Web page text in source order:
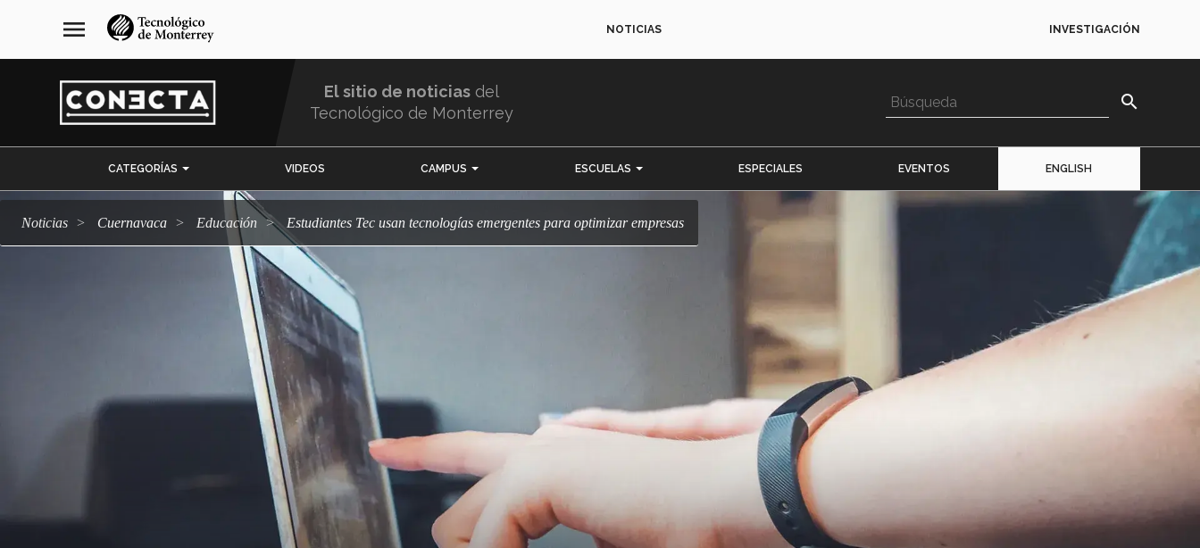
navegación
principal
menu NOTICIAS INVESTIGACIÓN
El sitio de noticias del
Tecnológico de Monterrey
search
CATEGORÍAS VIDEOS CAMPUS ESCUELAS ESPECIALES EVENTOS ENGLISH
Noticias Cuernavaca Educación Estudiantes Tec usan tecnologías emergentes para optimizar empresas